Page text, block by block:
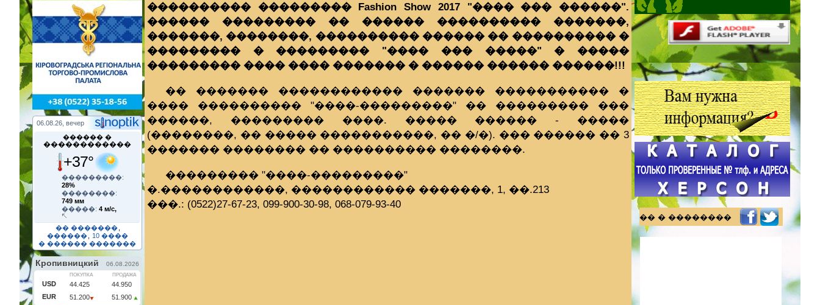
06.08.26, вечер
������ �
������������
+37°
���������:
28%
��������:
749 мм
�����: 4 м/с,
�� �������
������
10 ����
� ������ �������
���������� ��������� Fashion Show 2017 "���� ��� ������".
������ ��������� �� ������ ���������� �������,
�������, ��������, ���������� ������ �� ���������� �
��������� � ��������� "���� ��� �����" � �����
��������� ���� ���� ������� � ������ ������ ������!!!
�� ������� ������������ ������� ����������� �
���� ���������� "����-���������" �� ��������� ���
������, ��������� ����. ����� ������ - �����
(��������, �� ����� �����������, �� �/�). ��� ������ �� 3
������� �������� �� ���������� ��������.
��������� "����-���������"
�.������������, ������������ �������, 1, ��.213
���.: (0522)27-67-23, 099-900-30-98, 068-079-93-40
�� � ��������